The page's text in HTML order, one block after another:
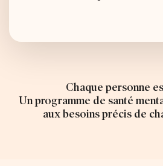
Chaque personne
Un programme de santé
aux besoins précis de